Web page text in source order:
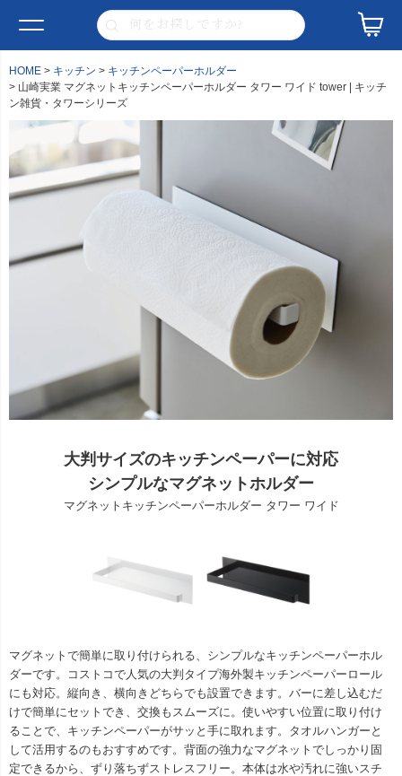
HOME キッチン
キッチンペーパーホルダー
山崎実業 マグネットキッチンペーパーホルダー タワー ワイド tower | キッチ
ン雑貨・タワーシリーズ
大判サイズのキッチンペーパーに対応
シンプルなマグネットホルダー
マグネットキッチンペーパーホルダー タワー ワイド
マグネットで簡単に取り付けられる、シンプルなキッチンペーパーホル
ダーです。コストコで人気の大判タイプ海外製キッチンペーパーロール
にも対応。縦向き、横向きどちらでも設置できます。バーに差し込むだ
けで簡単にセットでき、交換もスムーズに。使いやすい位置に取り付け
ることで、キッチンペーパーがサッと手に取れます。タオルハンガーと
して活用するのもおすすめです。背面の強力なマグネットでしっかり固
定できるから、ずり落ちずストレスフリー。本体は水や汚れに強いスチ